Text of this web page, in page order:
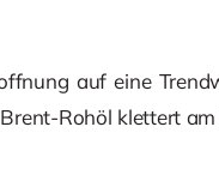
auf eine
Rohöl klettert